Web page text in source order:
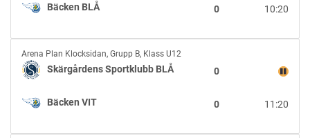
Bäcken
Bäcken BLÅ 10:20
0
Skärgårdens
Sportklubb
BLÅ
Bäcken
Arena Plan Klocksidan, Grupp B, Klass U12
Skärgårdens Sportklubb BLÅ 0
Bäcken VIT 11:20
0